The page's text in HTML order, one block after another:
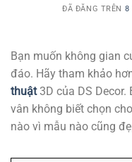
ĐÃ ĐĂNG TRÊN 8
Bạn muốn không gian
đáo. Hãy tham khảo
thuật3D của DS Decor.
vân không biết chọn
nào vì mẫu nào cũng